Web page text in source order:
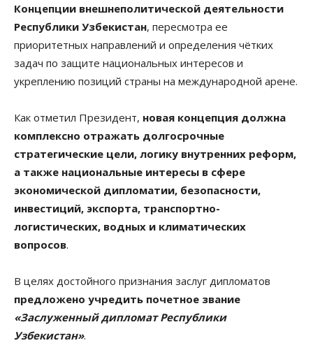
Концепции внешнеполитической деятельности
Республики Узбекистан, пересмотра ее
приоритетных направлений и определения чётких
задач по защите национальных интересов и
укреплению позиций страны на международной арене.
Как отметил Президент, новая концепция должна
комплексно отражать долгосрочные
стратегические цели, логику внутренних реформ,
а также национальные интересы в сфере
экономической дипломатии, безопасности,
инвестиций, экспорта, транспортно-
логистических, водных и климатических
вопросов.
В целях достойного признания заслуг дипломатов
предложено учредить почетное звание
«Заслуженный дипломат Республики
Узбекистан».